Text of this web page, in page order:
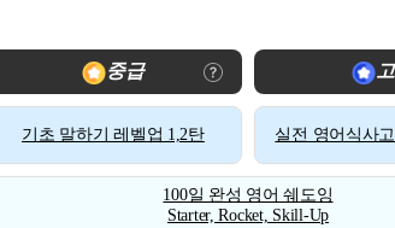
중급
기초 말하기 레벨업 1,2탄 실전 영어식사
100일 완성 영어 쉐도잉
Starter, Rocket, Skill-Up